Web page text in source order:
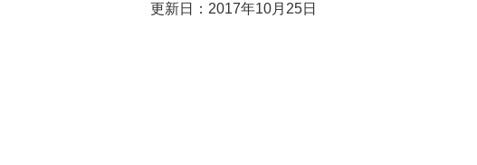
更新日：2017年10月25日